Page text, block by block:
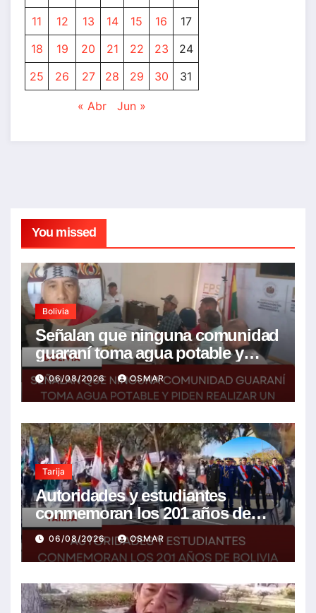
11
12 13 14 15 16
17
18
19 20 21 22 23
24
25
26 27 28 29 30 31
« Abr Jun »
You missed
Bolivia
Señalan que ninguna comunidad
guaraní toma agua potable y
piden realizar un Foro para
resolver la problemática
06/08/2026 OSMAR
Tarija
Autoridades y estudiantes
conmemoran los 201 años de
Bolivia con la esperanza de un
mejor futuro
06/08/2026 OSMAR